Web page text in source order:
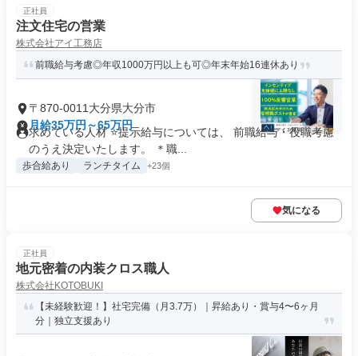
正社員
注文住宅の営業
株式会社アイ工務店
前職給与考慮◎年収1000万円以上も可◎年末年始16連休あり
〒870-0011大分県大分市
月給35万円～65万円
求めている人材 ⭐提示給与については、 前職給与・役職考慮
のうえ決定いたします。 ＊職...
歩合給あり ランチタイム +23個
気になる
正社員
地元密着の内装クロス職人
株式会社KOTOBUKI
【未経験歓迎！】社宅完備（月3.7万）｜昇給あり・賞与4〜6ヶ月
分｜独立支援あり